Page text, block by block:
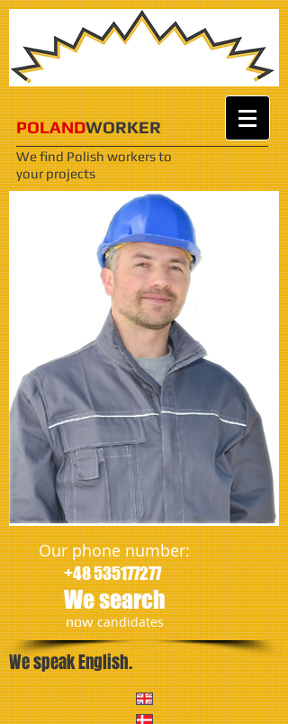
POLANDWORKER
We find Polish workersto
your projects
Our phone number:
+48 535177277
We search
​nowcandidates
We speak English.